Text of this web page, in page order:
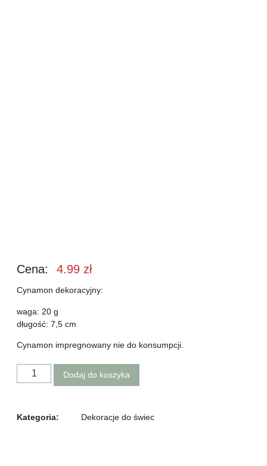
Cena: 4.99 zł
Cynamon dekoracyjny:
waga: 20 g
długość: 7,5 cm
Cynamon impregnowany nie do konsumpcji.
Dodaj do koszyka
Kategoria: Dekoracje do świec